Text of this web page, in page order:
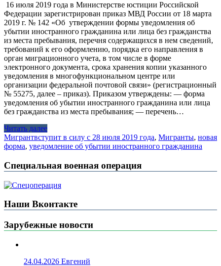
16 июля 2019 года в Министерстве юстиции Российской
Федерации зарегистрирован приказ МВД России от 18 марта
2019 г. № 142 «Об утверждении формы уведомления об
убытии иностранного гражданина или лица без гражданства
из места пребывания, перечня содержащихся в нем сведений,
требований к его оформлению, порядка его направления в
орган миграционного учета, в том числе в форме
электронного документа, срока хранения копии указанного
уведомления в многофункциональном центре или
организации федеральной почтовой связи» (регистрационный
№ 55275, далее – приказ). Приказом утверждены: — форма
уведомления об убытии иностранного гражданина или лица
без гражданства из места пребывания; — перечень…
Читать далее
Мигрантвступит в силу с 28 июля 2019 года, Мигранты, новая
форма, уведомление об убытии иностранного гражданина
Специальная военная операция
Наши Вконтакте
Зарубежные новости
24.04.2026 Евгений